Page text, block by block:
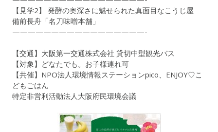
【見学2】 発酵の奥深さに魅せられた真面目なこうじ屋
備前長舟「名刀味噌本舗」
—————————————————-
【交通】大阪第一交通株式会社 貸切中型観光バス
【対象】どなたでも。お子様連れ可
【共催】NPO法人環境情報ステーションpico、ENJOY♡こ
どもごはん
特定非営利活動法人大阪府民環境会議